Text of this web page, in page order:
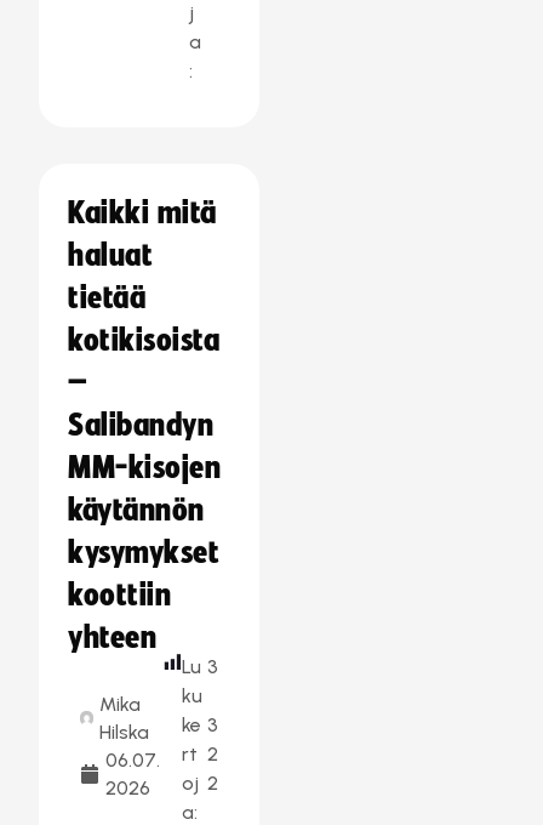
j
a
:
Kaikki mitä
haluat
tietää
kotikisoista
–
Salibandyn
MM-kisojen
käytännön
kysymykset
koottiin
yhteen
Mika
Hilska
06.07.
2026
Lu
ku
ke
rt
oj
a:
3
3
2
2